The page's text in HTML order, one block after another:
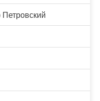
Петровский